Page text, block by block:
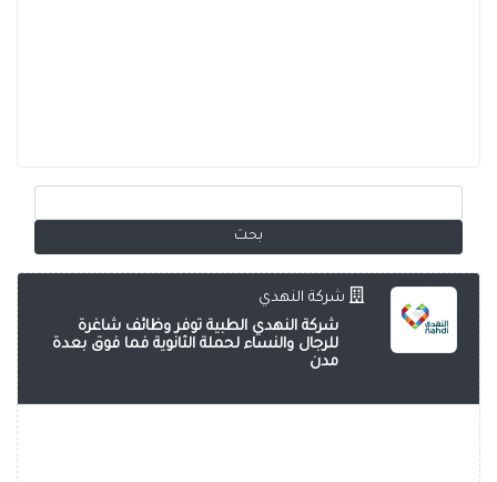
شركة النهدي
شركة النهدي الطبية توفر وظائف شاغرة
للرجال والنساء لحملة الثانوية فما فوق بعدة
مدن